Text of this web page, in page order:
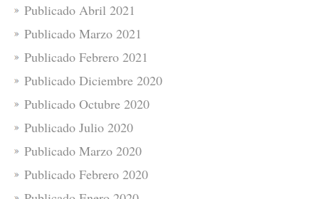
Publicado Abril 2021
Publicado Marzo 2021
Publicado Febrero 2021
Publicado Diciembre 2020
Publicado Octubre 2020
Publicado Julio 2020
Publicado Marzo 2020
Publicado Febrero 2020